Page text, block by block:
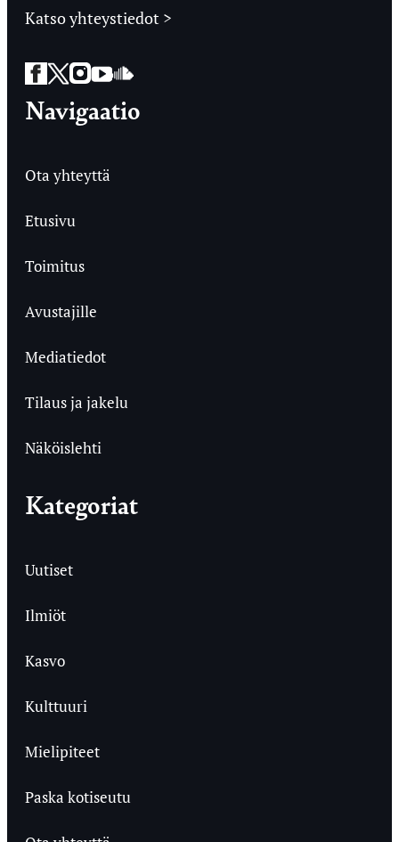
Katso yhteystiedot >
Facebook
Twitter
Instagram
YouTube
SoundCloud
Navigaatio
Ota yhteyttä
Etusivu
Toimitus
Avustajille
Mediatiedot
Tilaus ja jakelu
Näköislehti
Kategoriat
Uutiset
Ilmiöt
Kasvo
Kulttuuri
Mielipiteet
Paska kotiseutu